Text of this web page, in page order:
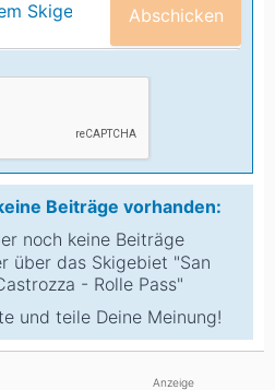
Abschicken
Beiträge vorhanden:
noch keine Beiträge
über das Skigebiet "San
- Rolle Pass"
und teile Deine Meinung!
Anzeige